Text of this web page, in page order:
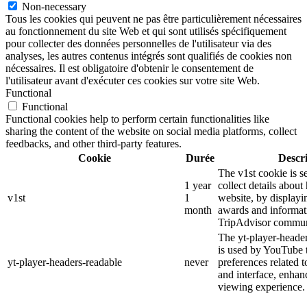
Non-necessary
Tous les cookies qui peuvent ne pas être particulièrement nécessaires
au fonctionnement du site Web et qui sont utilisés spécifiquement
pour collecter des données personnelles de l'utilisateur via des
analyses, les autres contenus intégrés sont qualifiés de cookies non
nécessaires. Il est obligatoire d'obtenir le consentement de
l'utilisateur avant d'exécuter ces cookies sur votre site Web.
Functional
Functional
Functional cookies help to perform certain functionalities like
sharing the content of the website on social media platforms, collect
feedbacks, and other third-party features.
Cookie
Durée
v1st
1 year
1
month
The v1st cookie is
collect details
website, by
awards and
TripAdvisor
yt-player-headers-readable never
The yt-player-
is used by YouTube
preferences related
and interface,
viewing experience.